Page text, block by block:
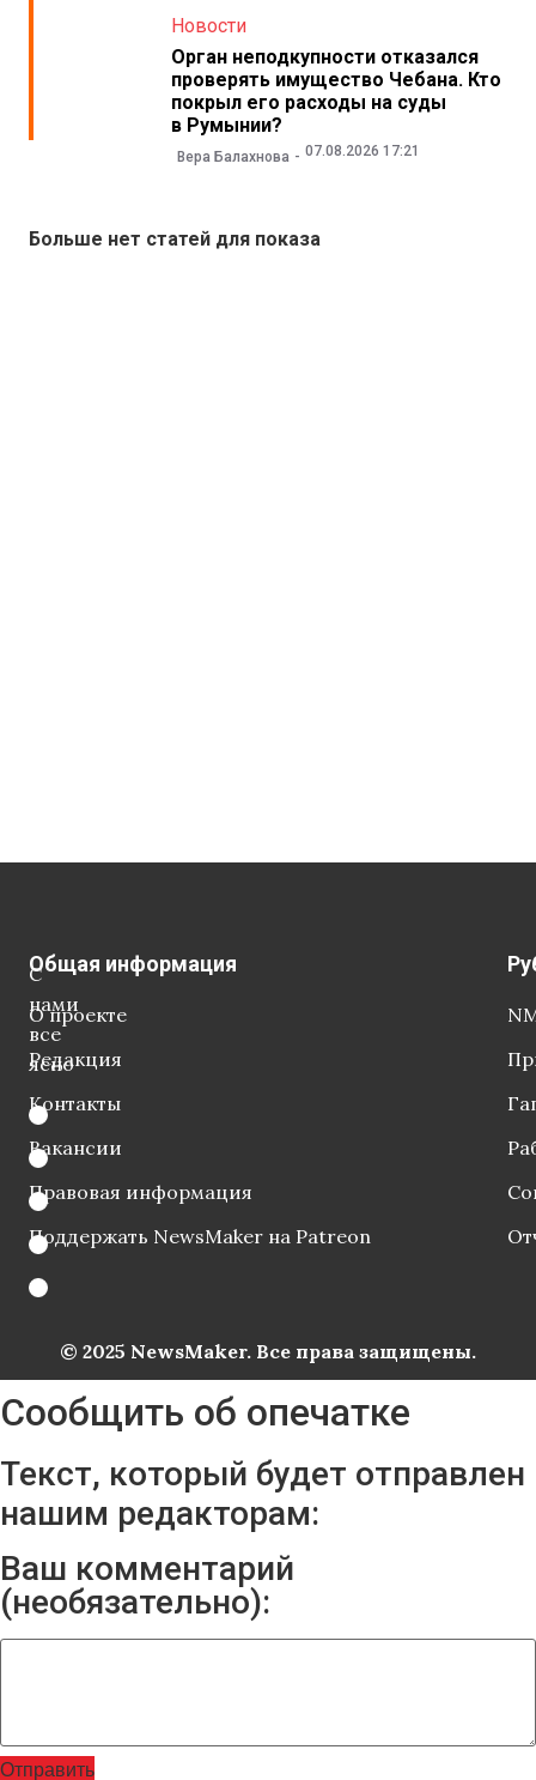
Новости
Орган неподкупности отказался
проверять имущество Чебана. Кто
покрыл его расходы на суды
в Румынии?
Вера Балахнова 07.08.2026 17:21
Больше нет статей для показа
С
нами
все
ясно
Общая информация
О проекте
Редакция
Контакты
Вакансии
Правовая информация
Поддержать NewsMaker на Patreon
© 2025 NewsMaker. Все права защищены.
Сообщить об опечатке
Текст, который будет отправлен
нашим редакторам:
Ваш комментарий
(необязательно):
Отправить